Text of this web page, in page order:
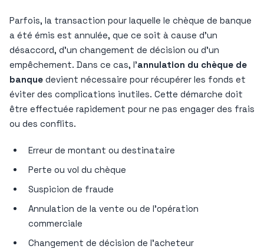
Parfois, la transaction pour laquelle le chèque de banque
a été émis est annulée, que ce soit à cause d’un
désaccord, d’un changement de décision ou d’un
empêchement. Dans ce cas, l’annulation du chèque de
banque devient nécessaire pour récupérer les fonds et
éviter des complications inutiles. Cette démarche doit
être effectuée rapidement pour ne pas engager des frais
ou des conflits.
Erreur de montant ou destinataire
Perte ou vol du chèque
Suspicion de fraude
Annulation de la vente ou de l’opération
commerciale
Changement de décision de l’acheteur